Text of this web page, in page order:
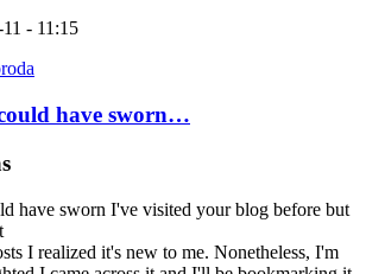
- 11:15
have sworn…
have sworn I've visited your blog before but
I realized it's new to me. Nonetheless, I'm